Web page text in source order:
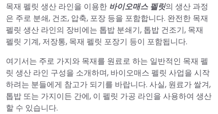
목재 펠릿 생산 라인을 이용한 바이오매스 펠릿의 생산 과정
은 주로 분쇄, 건조, 압축, 포장 등을 포함합니다. 완전한 목재
펠릿 생산 라인의 장비에는 톱밥 분쇄기, 톱밥 건조기, 목재
펠릿 기계, 저장통, 목재 펠릿 포장기 등이 포함됩니다.
여기서는 주로 가지와 목재를 원료로 하는 일반적인 목재 펠
릿 생산 라인 구성을 소개하며, 바이오매스 펠릿 사업을 시작
하려는 분들에게 참고가 되기를 바랍니다. 사실, 원료가 쌀겨,
톱밥 또는 가지이든 간에, 이 펠릿 가공 라인을 사용하여 생산
할 수 있습니다.